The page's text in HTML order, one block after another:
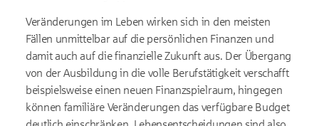
Veränderungen im Leben wirken sich in den meisten
Fällen unmittelbar auf die persönlichen Finanzen und
damit auch auf die finanzielle Zukunft aus. Der Übergang
von der Ausbildung in die volle Berufstätigkeit verschafft
beispielsweise einen neuen Finanzspielraum, hingegen
können familiäre Veränderungen das verfügbare Budget